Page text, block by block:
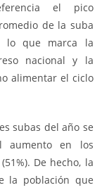
el pico
de la suba
lo que marca la
nacional y la
alimentar el ciclo
subas del año se
aumento en los
De hecho, la
la población que